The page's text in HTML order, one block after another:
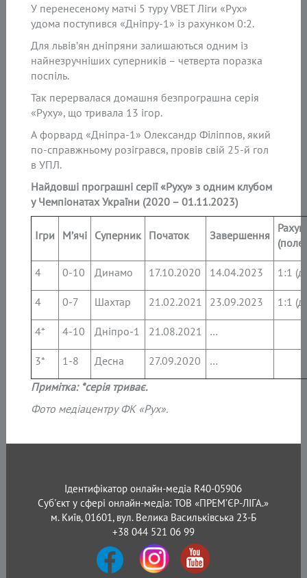
У перенесеному матчі 5 туру VBET Ліги «Рух»
удома поступився «Дніпру-1» із рахунком 0:2.
Для львів’ян дніпряни залишаються одним із
найнезручніших суперників – четверта поразка
поспіль.
Так перервалася домашня безпрограшна серія
«Руху», що тривала 13 ігор.
А форвард «Дніпра-1» Олександр Філіппов, який
по-справжньому розігрався, провів свій 25-й гол
в УПЛ.
Найдовші програшні серії «Руху» з одним клубом
у Чемпіонатах України (2020 – 01.11.2023)
Ігри М’ячі Суперник Початок Завершення
(поле)
4 0-10 Динамо 17.10.2020 14.04.2023 1:1 (д)
4 0-7 Шахтар 21.02.2021 23.09.2023 1:1 (д)
4* 4-10 Дніпро-1 21.08.2021 …
3* 1-8 Десна 27.09.2020
…
Примітка: *серія триває.
Фото медіацентру ФК «Рух».
Ідентифікатор онлайн-медіа R40-05906
Суб'єкт у сфері онлайн-медіа: ТОВ «ПРЕМ’ЄР-ЛІГА.»
м. Київ, 01601, вул. Велика Васильківська 23-Б
+38 044 521 06 99